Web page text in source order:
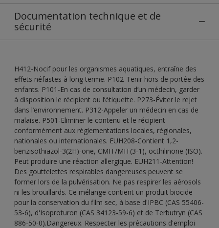
Documentation technique et de
sécurité
H412-Nocif pour les organismes aquatiques, entraîne des
effets néfastes à long terme. P102-Tenir hors de portée des
enfants. P101-En cas de consultation d’un médecin, garder
à disposition le récipient ou l’étiquette. P273-Éviter le rejet
dans l’environnement. P312-Appeler un médecin en cas de
malaise. P501-Eliminer le contenu et le récipient
conformément aux réglementations locales, régionales,
nationales ou internationales. EUH208-Contient 1,2-
benzisothiazol-3(2H)-one, CMIT/MIT(3-1), octhilinone (ISO).
Peut produire une réaction allergique. EUH211-Attention!
Des gouttelettes respirables dangereuses peuvent se
former lors de la pulvérisation. Ne pas respirer les aérosols
ni les brouillards. Ce mélange contient un produit biocide
pour la conservation du film sec, à base d'IPBC (CAS 55406-
53-6), d'Isoproturon (CAS 34123-59-6) et de Terbutryn (CAS
886-50-0).Dangereux. Respecter les précautions d'emploi